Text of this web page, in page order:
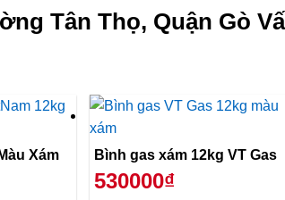
Tân Thọ, Quận Gò
Xám
Bình gas xám 12kg VT Gas
530000₫